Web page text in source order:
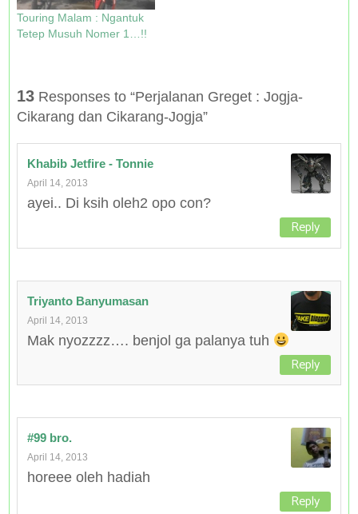
Touring Malam : Ngantuk
Tetep Musuh Nomer 1…!!
13Responses to “Perjalanan Greget : Jogja-
Cikarang dan Cikarang-Jogja”
Khabib Jetfire - Tonnie
April 14, 2013
ayei.. Di ksih oleh2 opo con?
Reply
Triyanto Banyumasan
April 14, 2013
Mak nyozzzz…. benjol ga palanya tuh
Reply
#99 bro.
April 14, 2013
horeee oleh hadiah
Reply